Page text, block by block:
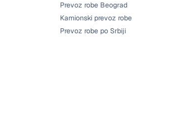
Prevoz robe Beograd
Kamionski prevoz robe
Prevoz robe po Srbiji